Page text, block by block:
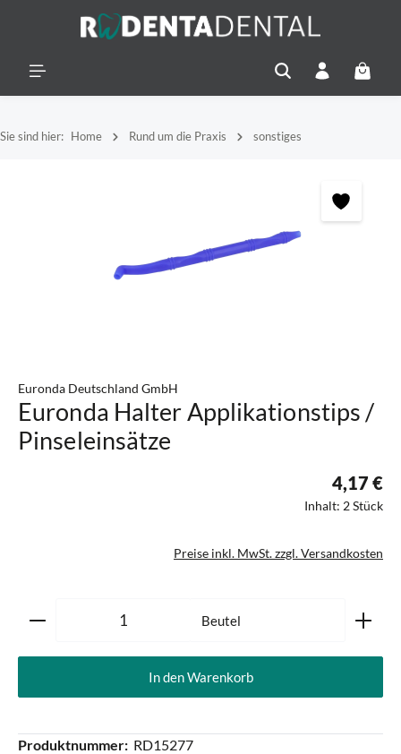
Sie sind hier: Home Rund um die Praxis sonstiges
Euronda Deutschland GmbH
Euronda Halter Applikationstips /
Pinseleinsätze
4,17 €
Inhalt: 2 Stück
Preise inkl. MwSt. zzgl. Versandkosten
Produkt Anzahl: Gib den gewünschten Wert ein oder
Beutel
In den Warenkorb
Produktnummer: RD15277